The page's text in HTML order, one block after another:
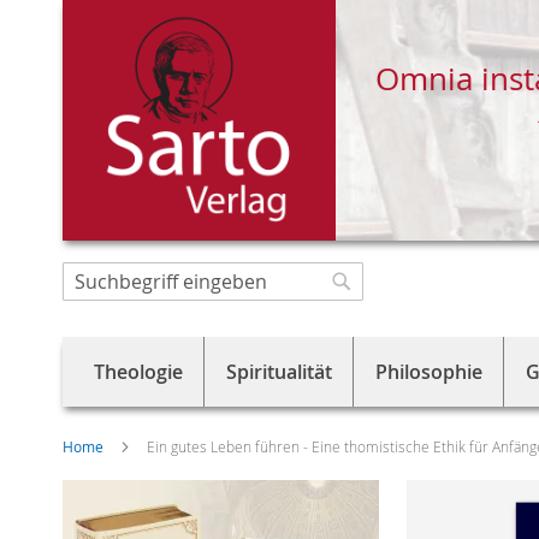
Direkt
zum
Omnia
Suche
Theologie Spiritualität Philosophie
Home Ein gutes Leben führen - Eine thomistische Ethik für